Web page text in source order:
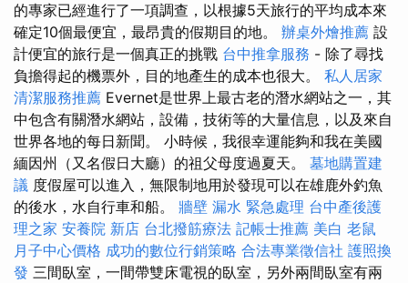
的專家已經進行了一項調查，以根據5天旅行的平均成本來
確定10個最便宜，最昂貴的假期目的地。 辦桌外燴推薦 設
計便宜的旅行是一個真正的挑戰 台中推拿服務 - 除了尋找
負擔得起的機票外，目的地產生的成本也很大。 私人居家
清潔服務推薦 Evernet是世界上最古老的潛水網站之一，其
中包含有關潛水網站，設備，技術等的大量信息，以及來自
世界各地的每日新聞。 小時候，我很幸運能夠和我在美國
緬因州（又名假日大廳）的祖父母度過夏天。 墓地購置建
議 度假屋可以進入，無限制地用於發現可以在雄鹿外釣魚
的後水，水自行車和船。 牆壁 漏水 緊急處理 台中產後護
理之家 安養院 新店 台北撥筋療法 記帳士推薦 美白 老鼠
月子中心價格 成功的數位行銷策略 合法專業徵信社 護照換
發 三間臥室，一間帶雙床電視的臥室，另外兩間臥室有兩